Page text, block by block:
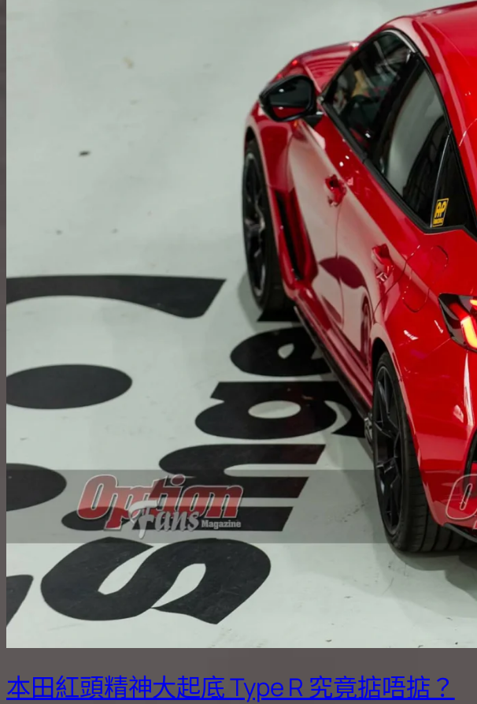
本田紅頭精神大起底 Type R 究竟掂唔掂？